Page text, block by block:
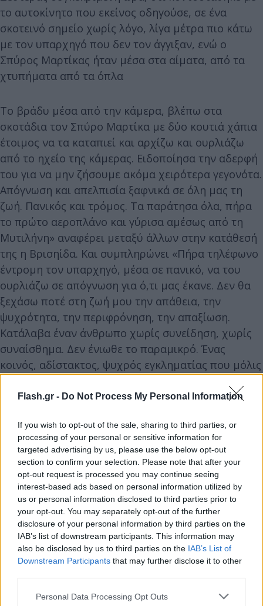
Flash.gr - Do Not Process My Personal Information
If you wish to opt-out of the sale, sharing to third parties, or
processing of your personal or sensitive information for
targeted advertising by us, please use the below opt-out
section to confirm your selection. Please note that after your
opt-out request is processed you may continue seeing
interest-based ads based on personal information utilized by
us or personal information disclosed to third parties prior to
your opt-out. You may separately opt-out of the further
disclosure of your personal information by third parties on the
IAB’s list of downstream participants. This information may
also be disclosed by us to third parties on the IAB’s List of
Downstream Participants that may further disclose it to other
Please note that this website/app uses one or more Google
Personal Data Processing Opt Outs
το αυτοκίνητο που εκείνος οδηγούσε, σε ένα
σκοτεινό σημείο χωρίς λόγο, λίγα μέτρα πιο κάτω
με τον υπαρχηγό που δεν τον άγγιξαν, ενώ ο
Σπύρος Μαρτίκας ήταν μέσα στα αίματα, από τα
χτυπήματα από τα όπλα
Το βράδυ μέσα από την κάμερα, βλέπω στα
σκοτάδια τον Σπύρο Μαρτίκα με δύο κουτιά χάπια
έτοιμος να τα καταπιεί και αρχίζω και ουρλιάζω
από το ηχείο της κάμερας. Ειδοποίησα την αδερφή
του για να μην ζήσουμε ακόμα χειρότερα γεγονότα.
Απόγνωση και απελπισία ξαφνικά σε όλη μας τη
ζωή. Πανικός και τρόμος. Τα παράτησα όλα, πήρα
το πρώτο αεροπλάνο και γύρισα αμέσως από τη
Μυτιλήνη» αναφέρει μεταξύ άλλων στην κατάθεσή
της η Βρισηίδα. Και συμπληρώνει «Πήρα τηλέφωνο
έντρομη τον υπαρχηγό, μέσα σε πανικό, να του
ουρλιάζω σε απόγνωση για ό,τι μας έκανε. Δεν θα
ξεχάσω ποτέ στη ζωή μου την απάθεια, την
ψυχρότητα, την περιφρόνηση, την απαξίωση.
Κατάλαβα έναν άνθρωπο χωρίς συνείδηση, χωρίς
συναίσθημα. Δεν ένιωθε το παραμικρό. Ένας
κοινός, αδίστακτος, ψυχρός εγκληματίας που μόλις
κατάφερε και πέτυχε τον στόχο του».
Ο ίδιος ο επιχειρηματίας έχει αναφέρει στις Αρχές:
«Η απόγνωσή μου τεράστια. Είμαι στον καναπέ και
δεν ξέρω τι να κάνω! ‘Έχω καταστραφεί έτσι απλά,
από έναν αλήτη που μου το παίζει φίλος τόσα
χρόνια!’ ‘Οι κόποι μου μιας ζωής ολόκληρης!’ ‘Είμαι
ο μεγαλύτερος ηλίθιος που υπάρχει!’. Έπεσα θύμα
και με κορόιδεψε ένας άνθρωπος που υποτίθεται
θα βοηθούσε να ξεπληρώσω τα χρέη μου. Ένας
άνθρωπος που 3,5 χρόνια στεκόταν δίπλα μου για
να με παρασύρει στο πιο βρόμικο σχέδιο, στην πιο
αρρωστημένη σατανική απάτη που μπορεί να